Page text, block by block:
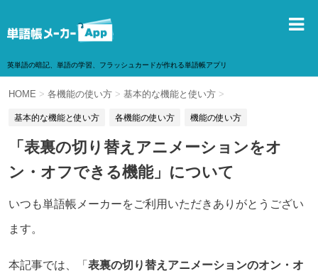
英単語の暗記、単語の学習、フラッシュカードが作れる単語帳アプリ
HOME > 各機能の使い方 > 基本的な機能と使い方 >
基本的な機能と使い方 各機能の使い方 機能の使い方
「表裏の切り替えアニメーションをオ
ン・オフできる機能」について
いつも単語帳メーカーをご利用いただきありがとうござい
ます。
本記事では、「 表裏の切り替えアニメーションのオン・オ